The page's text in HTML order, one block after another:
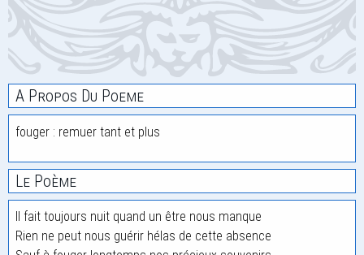
A Propos Du Poeme
fouger : remuer tant et plus
Le Poème
Il fait toujours nuit quand un être nous manque
Rien ne peut nous guérir hélas de cette absence